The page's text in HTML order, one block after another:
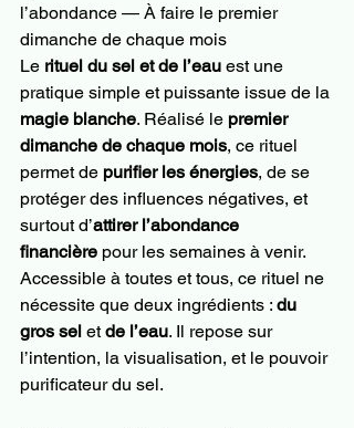
l’abondance — À faire le premier
dimanche de chaque mois
Le rituel du sel et de l’eau est une
pratique simple et puissante issue de la
magie blanche. Réalisé le premier
dimanche de chaque mois, ce rituel
permet de purifier les énergies, de se
protéger des influences négatives, et
surtout d’attirer l’abondance
financière pour les semaines à venir.
Accessible à toutes et tous, ce rituel ne
nécessite que deux ingrédients : du
gros sel et de l’eau. Il repose sur
l’intention, la visualisation, et le pouvoir
purificateur du sel.